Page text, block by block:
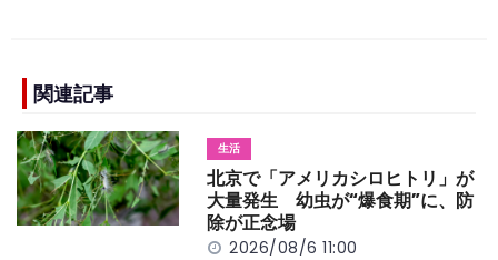
e
b
o
o
k
n
k
関連記事
生活
北京で「アメリカシロヒトリ」が
大量発生 幼虫が“爆食期”に、防
除が正念場
2026/08/6 11:00